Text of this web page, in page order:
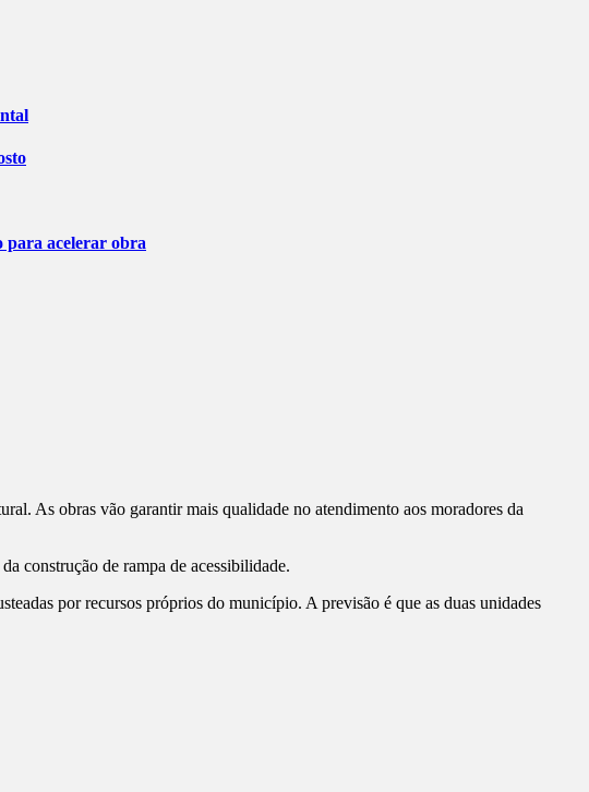
para acelerar obra
As obras vão garantir mais qualidade no atendimento aos moradores da
construção de rampa de acessibilidade.
por recursos próprios do município. A previsão é que as duas unidades